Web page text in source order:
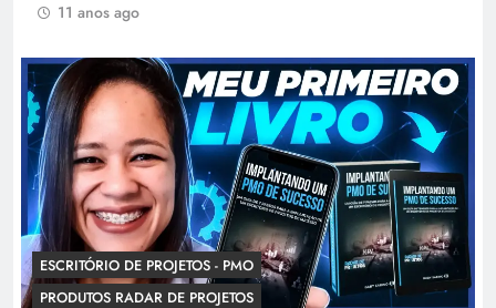
11 anos ago
ESCRITÓRIO DE PROJETOS - PMO
PRODUTOS RADAR DE PROJETOS